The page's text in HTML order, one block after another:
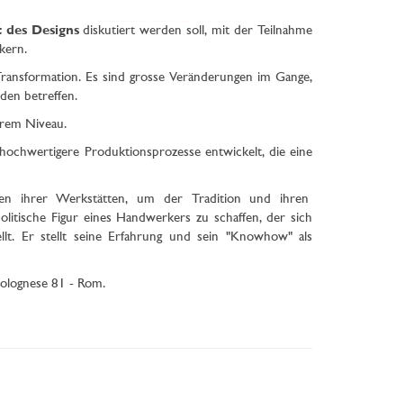
Designsdiskutiert werden soll, mit der Teilnahme
Es sind grosse Veränderungen im Gange,
betreffen.
Niveau.
Produktionsprozesse entwickelt, die eine
ihrer Werkstätten, um der Tradition und ihren
Figur eines Handwerkers zu schaffen, der sich
Er stellt seine Erfahrung und sein "Knowhow" als
81 - Rom.